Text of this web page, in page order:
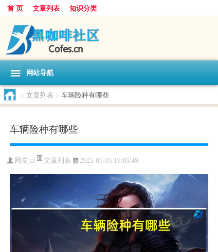
首 页 文章列表 知识分类
网站导航
> 文章列表 > 车辆险种有哪些
车辆险种有哪些
网友:cl 文章列表 2025-01-05 19:05:49